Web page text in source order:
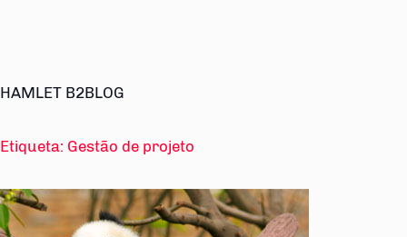
HAMLET B2BLOG
Etiqueta: Gestão de projeto